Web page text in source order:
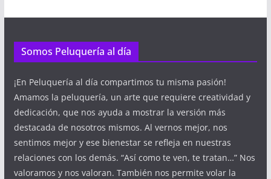
Somos Peluquería al día
¡En Peluquería al día compartimos tu misma pasión!
Amamos la peluquería, un arte que requiere creatividad y
dedicación, que nos ayuda a mostrar la versión más
destacada de nosotros mismos. Al vernos mejor, nos
sentimos mejor y ese bienestar se refleja en nuestras
relaciones con los demás. “Así como te ven, te tratan…” Nos
valoramos y nos valoran. También nos permite volar la